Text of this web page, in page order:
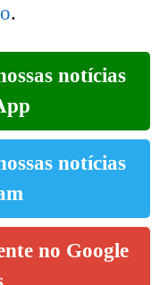
.
notícias
notícias
no Google